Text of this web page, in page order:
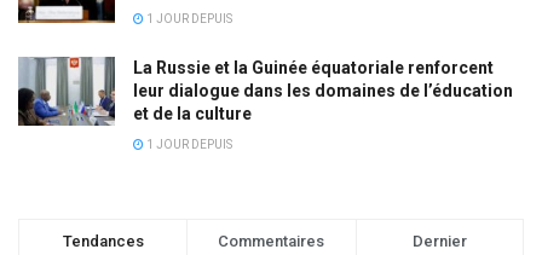
1 JOUR DEPUIS
La Russie et la Guinée équatoriale renforcent
leur dialogue dans les domaines de l’éducation
et de la culture
1 JOUR DEPUIS
Tendances Commentaires Dernier